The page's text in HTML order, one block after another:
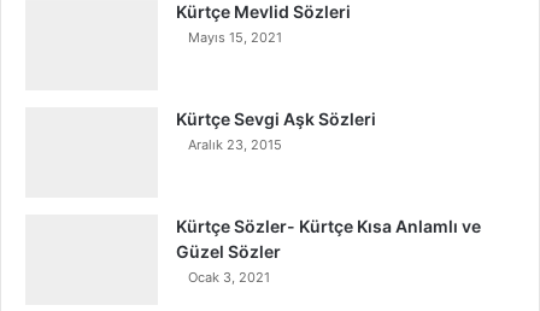
Kürtçe Mevlid Sözleri
Mayıs 15, 2021
Kürtçe Sevgi Aşk Sözleri
Aralık 23, 2015
Kürtçe Sözler- Kürtçe Kısa Anlamlı ve
Güzel Sözler
Ocak 3, 2021